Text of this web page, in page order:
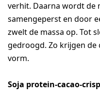
verhit. Daarna wordt de
samengeperst en door
zwelt de massa op. Tot
gedroogd. Zo krijgen
vorm.
Soja protein-cacao-